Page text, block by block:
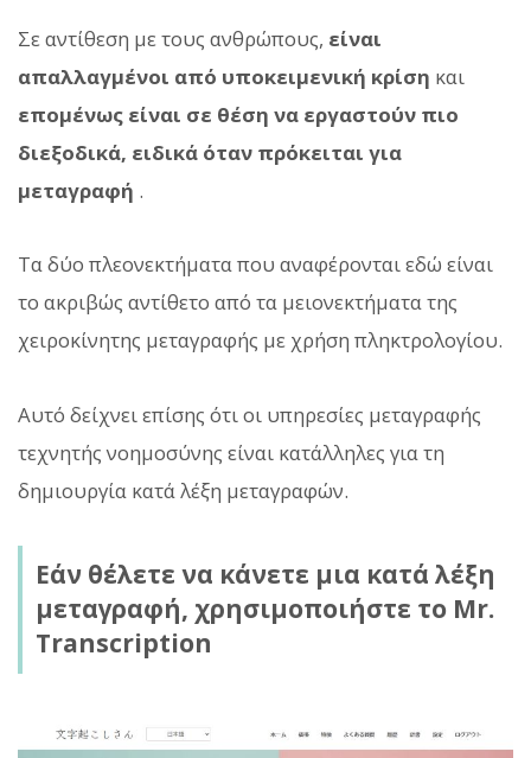
Σε αντίθεση με τους ανθρώπους, είναι
απαλλαγμένοι από υποκειμενική κρίση και
επομένως είναι σε θέση να εργαστούν πιο
διεξοδικά, ειδικά όταν πρόκειται για
μεταγραφή .
Τα δύο πλεονεκτήματα που αναφέρονται εδώ είναι
το ακριβώς αντίθετο από τα μειονεκτήματα της
χειροκίνητης μεταγραφής με χρήση πληκτρολογίου.
Αυτό δείχνει επίσης ότι οι υπηρεσίες μεταγραφής
τεχνητής νοημοσύνης είναι κατάλληλες για τη
δημιουργία κατά λέξη μεταγραφών.
Εάν θέλετε να κάνετε μια κατά λέξη
μεταγραφή, χρησιμοποιήστε το Mr.
Transcription